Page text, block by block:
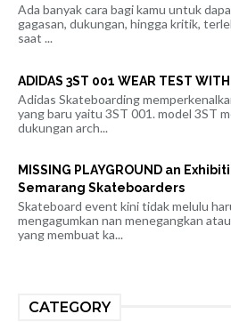
Ada banyak cara bagi kamu untuk
gagasan, dukungan, hingga kritik,
saat ...
ADIDAS 3ST 001 WEAR TEST
Adidas Skateboarding
yang baru yaitu 3ST 001. model 3ST
dukungan arch...
MISSING PLAYGROUND an
Semarang Skateboarders
Skateboard event kini tidak melulu
mengagumkan nan menegangkan
yang membuat ka...
CATEGORY